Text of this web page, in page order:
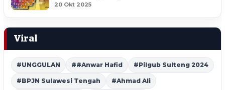
20 Okt 2025
Viral
#UNGGULAN ##Anwar Hafid #Pilgub Sulteng 2024
#BPJN Sulawesi Tengah #Ahmad Ali